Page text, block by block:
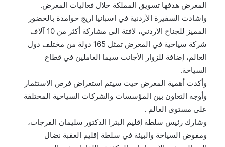
المعرض هدفها تسويق المملكة خلال فعاليات المعرض.
واشادت السفيرة الأردنية في اسبانيا اريج حوامدة بالحضور
المميز للجناح الاردني، لافتة الى مشاركة أكثر من 10 آلاف
شركة سياحية في المعرض تمثل 165 دولة من مختلف دول
العالم، إضافة للزوار الأجانب سيما العاملين في قطاع
السياحة.
وأكدت أهمية المعرض حيث سيتم استعراض فرص الاستثمار
وأوجه التعاون بين المؤسسات والشركات السياحية المختلفة
على مستوى العالم .
وشارك رئيس سلطة إقليم البترا الدكتور سليمان الفرجات،
ومفوض السياحة والبيئة في سلطة إقليم العقبة نضال